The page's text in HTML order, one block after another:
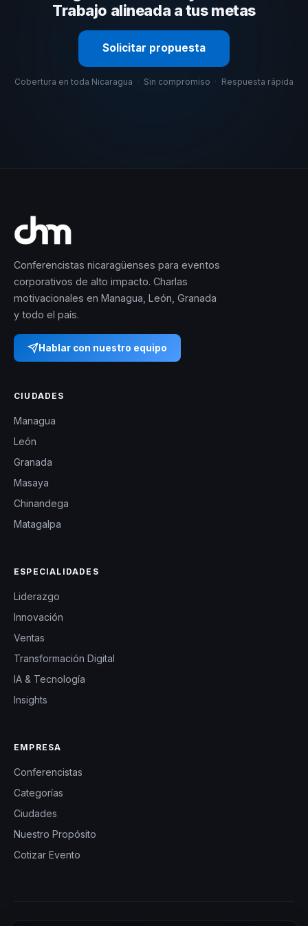
Trabajo alineada a tus metas
Solicitar propuesta
Cobertura en toda Nicaragua · Sin compromiso · Respuesta rápida
Conferencistas nicaragüenses para eventos
corporativos de alto impacto. Charlas
motivacionales en Managua, León, Granada
y todo el país.
Hablar con nuestro equipo
CIUDADES
Managua
León
Granada
Masaya
Chinandega
Matagalpa
ESPECIALIDADES
Liderazgo
Innovación
Ventas
Transformación Digital
IA & Tecnología
Insights
EMPRESA
Conferencistas
Categorías
Ciudades
Nuestro Propósito
Cotizar Evento